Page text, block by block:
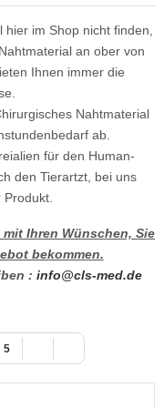
im Shop nicht finden,
an ober von
Ihnen immer die
Nahtmaterial
ab.
für den Human-
den Tierartzt, bei uns
Ihren Wünschen, Sie
bekommen.
: info@cls-med.de
5